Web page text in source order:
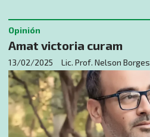
Amat victoria curam
Lic. Prof. Nelson Borges
Opinión
13/02/2025